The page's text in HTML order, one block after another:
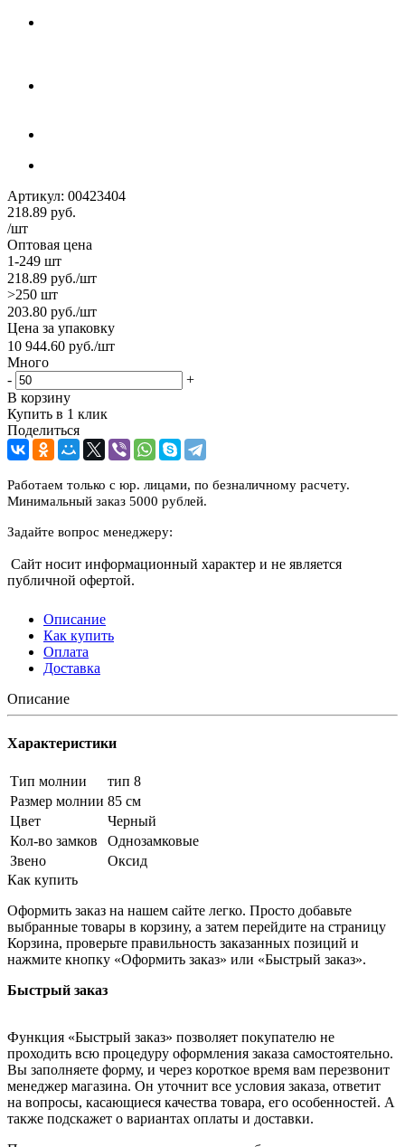
Артикул: 00423404
218.89 руб.
/шт
Оптовая цена
1-249 шт
218.89 руб./шт
>250 шт
203.80 руб./шт
Цена за упаковку
10 944.60 руб./шт
Много
-
+
В корзину
Купить в 1 клик
Поделиться
Работаем только с юр. лицами, по безналичному расчету.
Минимальный заказ 5000 рублей.
Задайте вопрос менеджеру:
Сайт носит информационный характер и не является
публичной офертой.
Описание
Как купить
Оплата
Доставка
Описание
Характеристики
Тип молнии
тип 8
Размер молнии 85 см
Цвет
Черный
Кол-во замков
Однозамковые
Звено
Оксид
Как купить
Оформить заказ на нашем сайте легко. Просто добавьте
выбранные товары в корзину, а затем перейдите на страницу
Корзина, проверьте правильность заказанных позиций и
нажмите кнопку «Оформить заказ» или «Быстрый заказ».
Быстрый заказ
Функция «Быстрый заказ» позволяет покупателю не
проходить всю процедуру оформления заказа самостоятельно.
Вы заполняете форму, и через короткое время вам перезвонит
менеджер магазина. Он уточнит все условия заказа, ответит
на вопросы, касающиеся качества товара, его особенностей. А
также подскажет о вариантах оплаты и доставки.